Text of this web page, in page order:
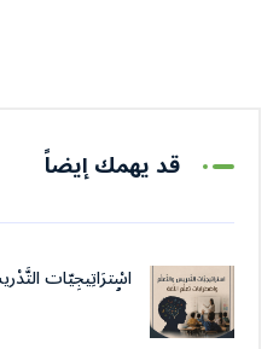
قد يهمك إيضاً
اسْترَاتِيجِيّات